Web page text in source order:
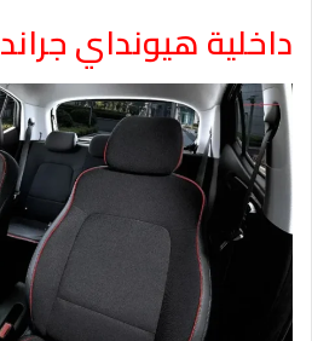
داخلية هيونداي جراند i10 2026